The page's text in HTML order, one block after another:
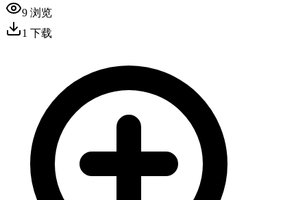
9 浏览
1 下载